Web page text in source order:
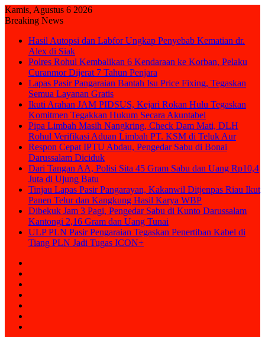
Kamis, Agustus 6 2026
Breaking News
Hasil Autopsi dan Labfor Ungkap Penyebab Kematian dr.
Alex di Siak
Polres Rohul Kembalikan 6 Kendaraan ke Korban, Pelaku
Curanmor Dijerat 7 Tahun Penjara
Lapas Pasir Pangaraian Bantah Isu Price Fixing, Tegaskan
Semua Layanan Gratis
Ikuti Arahan JAM PIDSUS, Kejari Rokan Hulu Tegaskan
Komitmen Tegakkan Hukum Secara Akuntabel
Pipa Limbah Masih Nangkring, Check Dam Mati, DLH
Rohul Verifikasi Aduan Limbah PT. KSM di Teluk Aur
Respon Cepat IPTU Abdau, Pengedar Sabu di Bonai
Darussalam Diciduk
Dari Tangan AA, Polisi Sita 45 Gram Sabu dan Uang Rp10,4
Juta di Ujung Batu
Tinjau Lapas Pasir Pangarayan, Kakanwil Ditjenpas Riau Ikut
Panen Telur dan Kangkung Hasil Karya WBP
Dibekuk Jam 3 Pagi, Pengedar Sabu di Kunto Darussalam
Kantongi 2,16 Gram dan Uang Tunai
ULP PLN Pasir Pengaraian Tegaskan Penertiban Kabel di
Tiang PLN Jadi Tugas ICON+